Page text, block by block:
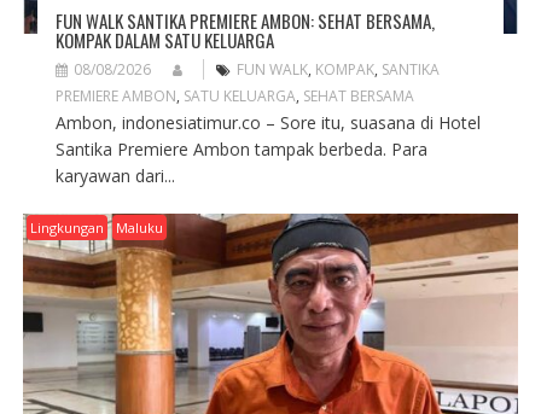
FUN WALK SANTIKA PREMIERE AMBON: SEHAT BERSAMA,
KOMPAK DALAM SATU KELUARGA
08/08/2026 FUN WALK, KOMPAK, SANTIKA
PREMIERE AMBON, SATU KELUARGA, SEHAT BERSAMA
Ambon, indonesiatimur.co – Sore itu, suasana di Hotel
Santika Premiere Ambon tampak berbeda. Para
karyawan dari...
Lingkungan Maluku